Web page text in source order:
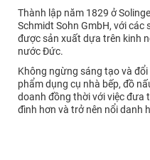
Thành lập năm 1829 ở
Schmidt Sohn GmbH, với các
được sản xuất dựa trên kinh
nước Đức.
Không ngừng sáng tạo và đổi
phẩm dụng cụ nhà bếp, đồ
doanh đồng thời với việc đưa
đình hơn và trở nên nổi danh